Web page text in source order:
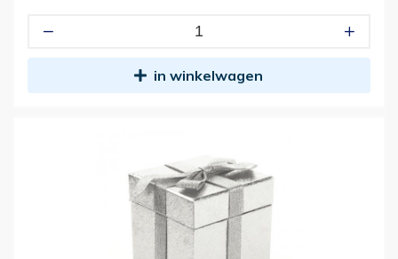
in winkelwagen